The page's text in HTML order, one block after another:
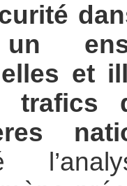
et
trafics